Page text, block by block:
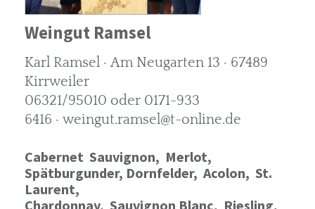
Weingut Ramsel
Karl Ramsel · Am Neugarten 13 · 67489
Kirrweiler
06321/95010 oder 0171-933
6416 · weingut.ramsel@t-online.de
Cabernet Sauvignon, Merlot,
Spätburgunder, Dornfelder, Acolon, St.
Laurent,
Chardonnay, Sauvignon Blanc, Riesling,